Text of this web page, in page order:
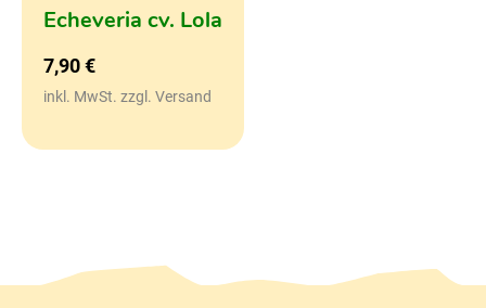
Echeveria cv. Lola
7,90€
inkl. MwSt. zzgl. Versand